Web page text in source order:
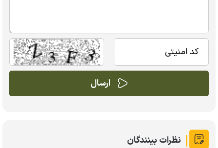
نظرات بینندگان